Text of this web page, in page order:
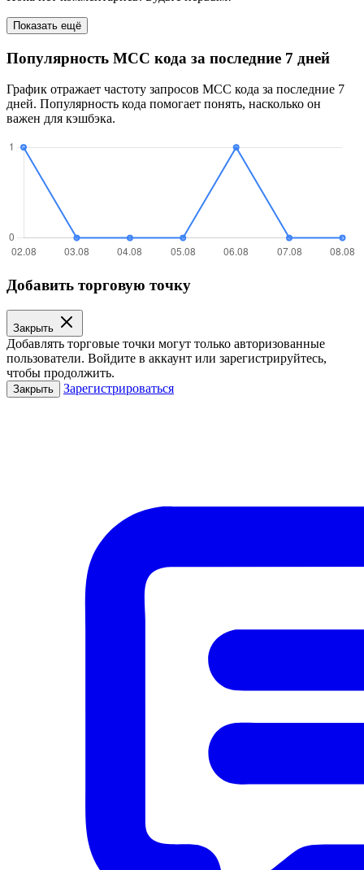
Показать ещё
Популярность MCC кода за последние 7 дней
График отражает частоту запросов MCC кода за последние 7
дней. Популярность кода помогает понять, насколько он
важен для кэшбэка.
Добавить торговую точку
Закрыть
Добавлять торговые точки могут только авторизованные
пользователи. Войдите в аккаунт или зарегистрируйтесь,
чтобы продолжить.
Закрыть Зарегистрироваться